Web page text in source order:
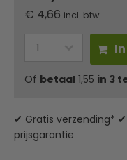
€ 4,66 incl. btw
Of betaal 1,55 in 3
✔ Gratis verzending*
prijsgarantie